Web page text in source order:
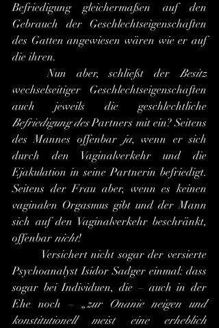
Befriedigung gleichermaßen auf den
Gebrauch der Geschlechtseigenschaften
des Gatten angewiesen wären wie er auf
die ihren.
	Nun aber, schließt der
Besitz
wechselseitiger Geschlechtseigenschaften
Befriedigung des Partners mit ein? Seitens
des Mannes offenbar ja, wenn er sich
durch den Vaginalverkehr und die
Ejakulation in seine Partnerin befriedigt.
Seitens der Frau aber, wenn es keinen
vaginalen Orgasmus gibt und der Mann
sich auf den Vaginalverkehr beschränkt,
offenbar nicht!
Psychoanalyst Isidor Sadger einmal: dass
sogar bei Individuen, die – auch in der
Ehe noch – „zur Onanie neigen und
konstitutionell meist eine erheblich